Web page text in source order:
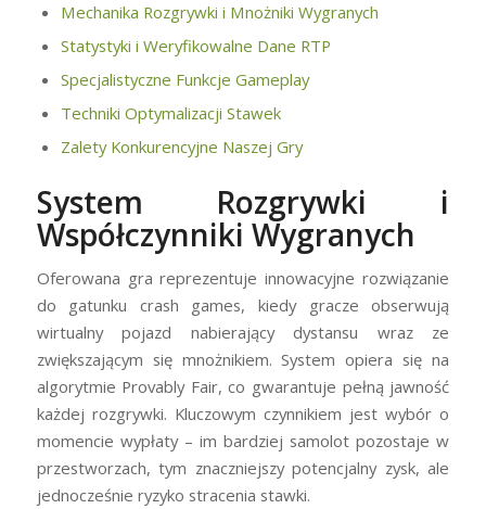
Mechanika Rozgrywki i Mnożniki Wygranych
Statystyki i Weryfikowalne Dane RTP
Specjalistyczne Funkcje Gameplay
Techniki Optymalizacji Stawek
Zalety Konkurencyjne Naszej Gry
System Rozgrywki i
Współczynniki Wygranych
Oferowana gra reprezentuje innowacyjne rozwiązanie
do gatunku crash games, kiedy gracze obserwują
wirtualny pojazd nabierający dystansu wraz ze
zwiększającym się mnożnikiem. System opiera się na
algorytmie Provably Fair, co gwarantuje pełną jawność
każdej rozgrywki. Kluczowym czynnikiem jest wybór o
momencie wypłaty – im bardziej samolot pozostaje w
przestworzach, tym znaczniejszy potencjalny zysk, ale
jednocześnie ryzyko stracenia stawki.